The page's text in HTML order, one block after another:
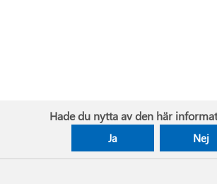
Hade du nytta av den här
Ja Nej